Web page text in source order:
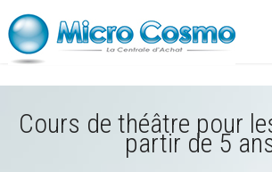
Cours de théâtre pour
partir de 5